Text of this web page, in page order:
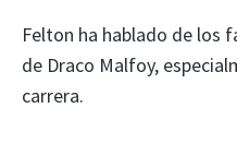
Felton ha hablado de los
de Draco Malfoy,
carrera.